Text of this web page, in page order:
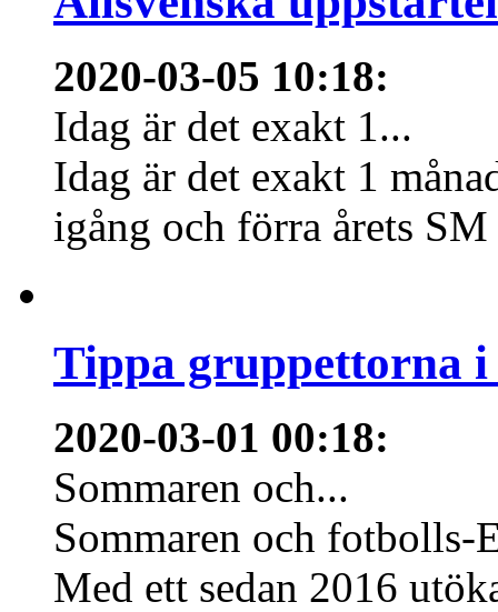
2020-03-05 10:18:
Idag är det exakt 1...
Idag är det exakt 1
igång och förra årets
Tippa gruppettorna
2020-03-01 00:18:
Sommaren och...
Sommaren och fotbolls-
Med ett sedan 2016